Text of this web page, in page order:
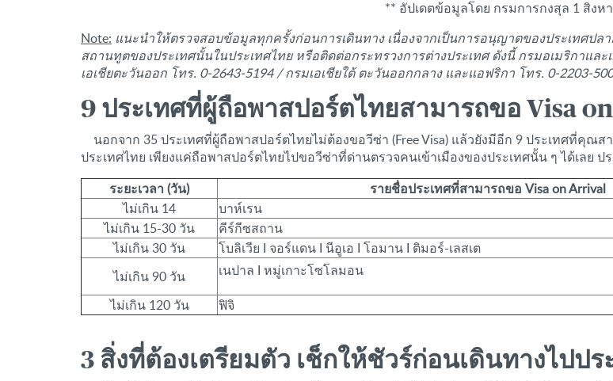
** อัปเดตข้อมูลโดย กรมการกงสุล 1 สิงห
Note: แนะนำให้ตรวจสอบข้อมูลทุกครั้งก่อนการเดินทาง เนื่องจากเป็นการอนุญาตของประเทศป
สถานทูตของประเทศนั้นในประเทศไทย หรือติดต่อกระทรวงการต่างประเทศ ดังนี้ กรมอเมริกาแล
เอเชียตะวันออก โทร. 0-2643-5194 / กรมเอเชียใต้ ตะวันออกกลาง และแอฟริกา โทร. 0-2203-
9 ประเทศที่ผู้ถือพาสปอร์ตไทยสามารถขอ Visa
นอกจาก 35 ประเทศที่ผู้ถือพาสปอร์ตไทยไม่ต้องขอวีซ่า (Free Visa) แล้วยังมีอีก 9 ประเทศที่คุณส
ประเทศไทย เพียงแค่ถือพาสปอร์ตไทยไปขอวีซ่าที่ด่านตรวจคนเข้าเมืองของประเทศนั้น ๆ ได้เลย ป
ระยะเวลา (วัน)
รายชื่อประเทศที่สามารถขอ Visa on Arrival
ไม่เกิน 14
บาห์เรน
ไม่เกิน 15-30 วัน
คีร์กีซสถาน
ไม่เกิน 30 วัน
โบลิเวีย I จอร์แดน I นีอูเอ I โอมาน I ติมอร์-เลสเต
ไม่เกิน 90 วัน
เนปาล I หมู่เกาะโซโลมอน
ไม่เกิน 120 วัน
ฟิจิ
3 สิ่งที่ต้องเตรียมตัว เช็กให้ชัวร์ก่อนเดินทางไปป